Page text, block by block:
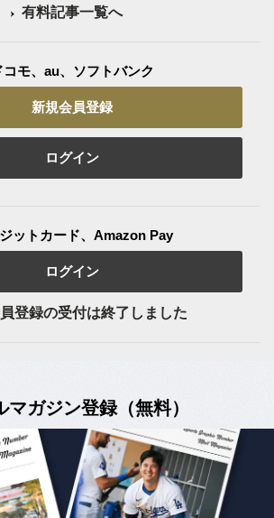
有料記事一覧へ
コモ、au、ソフトバンク
新規会員登録
ログイン
ットカード、Amazon Pay
ログイン
登録の受付は終了しました
マガジン登録（無料）